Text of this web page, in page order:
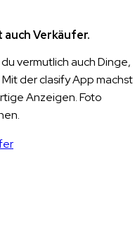
Verkäufer.
vermutlich auch Dinge,
der clasify App machst
Anzeigen. Foto